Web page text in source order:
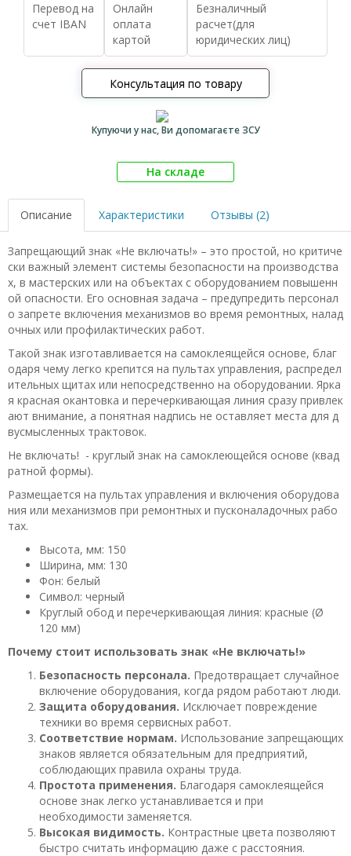
Перевод на
счет IBAN
Онлайн
оплата
картой
Безналичный
расчет(для
юридических лиц)
Консультация по товару
Купуючи у нас, Ви допомагаєте ЗСУ
На складе
Описание Характеристики Отзывы (2)
Запрещающий знак «Не включать!» – это простой, но критиче
ски важный элемент системы безопасности на производства
х, в мастерских или на объектах с оборудованием повышенн
ой опасности. Его основная задача – предупредить персонал
о запрете включения механизмов во время ремонтных, налад
очных или профилактических работ.
Такой знак изготавливается на самоклеящейся основе, благ
одаря чему легко крепится на пультах управления, распредел
ительных щитах или непосредственно на оборудовании. Ярка
я красная окантовка и перечеркивающая линия сразу привлек
ают внимание, а понятная надпись не оставляет места для д
вусмысленных трактовок.
Не включать! - круглый знак на самоклеющейся основе (квад
ратной формы).
Размещается на пультах управления и включения оборудова
ния или механизмов при ремонтных и пусконаладочных рабо
тах.
Высота, мм: 150
Ширина, мм: 130
Фон: белый
Символ: черный
Круглый обод и перечеркивающая линия: красные (Ø
120 мм)
Почему стоит использовать знак «Не включать!»
Безопасность персонала. Предотвращает случайное
включение оборудования, когда рядом работают люди.
Защита оборудования. Исключает повреждение
техники во время сервисных работ.
Соответствие нормам. Использование запрещающих
знаков является обязательным для предприятий,
соблюдающих правила охраны труда.
Простота применения. Благодаря самоклеящейся
основе знак легко устанавливается и при
необходимости заменяется.
Высокая видимость. Контрастные цвета позволяют
быстро считать информацию даже с расстояния.